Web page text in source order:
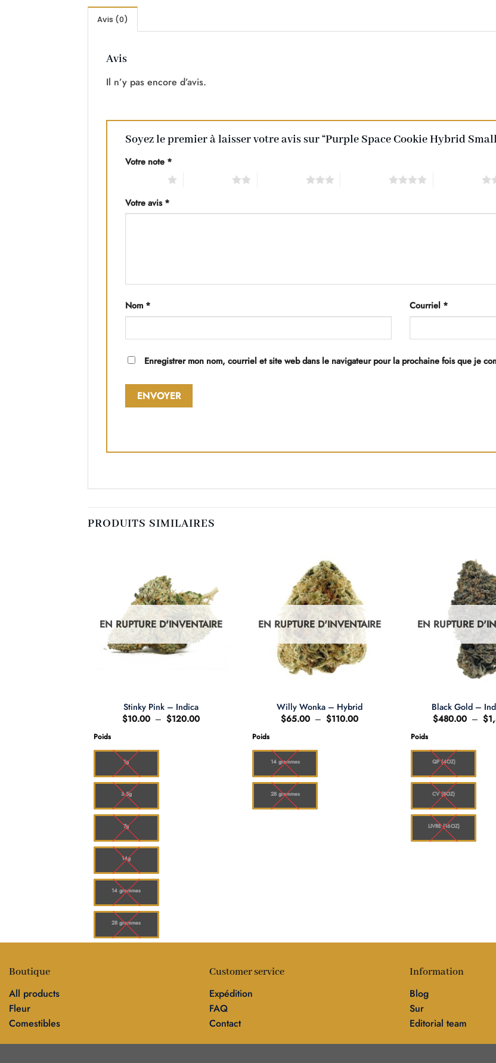
Avis (0)
Avis
Il n’y pas encore d’avis.
Soyez le premier à laisser votre avis sur “Purple Space Cookie Hybrid
Votre note *
Votre avis *
Nom * Courriel *
Enregistrer mon nom, courriel et site web dans le navigateur pour la prochaine fois que je
PRODUITS SIMILAIRES
EN RUPTURE D'INVENTAIRE
Stinky Pink – Indica
$10.00 – $120.00Plage
Poids
1g
3.5g
7g
14g
14 grammes
28 grammes
EN RUPTURE D'INVENTAIRE
Willy Wonka – Hybrid
$65.00 – $110.00Plage
Poids
14 grammes
28 grammes
EN RUPTURE
Black Gold –
$480.00 – $
Poids
QP (4OZ)
CV (8OZ)
LIVRE (16OZ)
Boutique
All products
Fleur
Comestibles
Customer service
Expédition
FAQ
Contact
Information
Blog
Sur
Editorial team